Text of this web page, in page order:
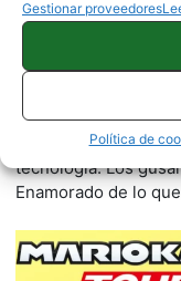
Gestionar proveedores
Política de
Quelian
11059 artículos
Redactor en Pro
verde que tanto
actualidad. Me
tecnología. Los
Enamorado de lo